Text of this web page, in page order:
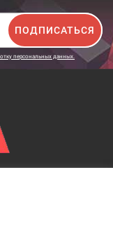
ПОДПИСАТЬСЯ
персональных данных.